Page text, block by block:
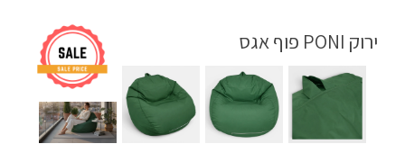
ריהוט גן
מערכות ישיבה וריהוט